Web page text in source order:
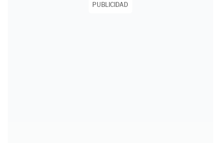
PUBLICIDAD